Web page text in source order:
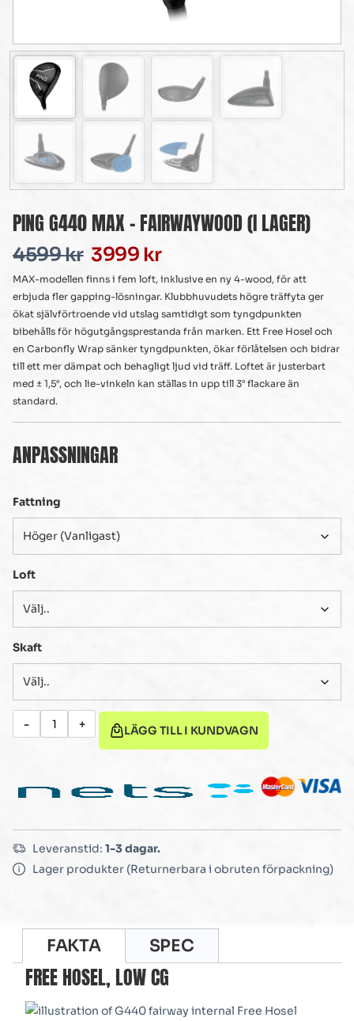
PING G440 MAX – FAIRWAYWOOD (I LAGER)
4599kr 3999 kr
MAX-modellen finns i fem loft, inklusive en ny 4-wood, för att
erbjuda fler gapping-lösningar. Klubbhuvudets högre träffyta ger
ökat självförtroende vid utslag samtidigt som tyngdpunkten
bibehålls för högutgångsprestanda från marken. Ett Free Hosel och
en Carbonfly Wrap sänker tyngdpunkten, ökar förlåtelsen och bidrar
till ett mer dämpat och behagligt ljud vid träff. Loftet är justerbart
med ± 1,5°, och lie-vinkeln kan ställas in upp till 3° flackare än
standard.
ANPASSNINGAR
Fattning
Loft
Skaft
- + LÄGG TILL I KUNDVAGN
Leveranstid: 1-3 dagar.
Lager produkter (Returnerbara i obruten förpackning)
FAKTA SPEC
FREE HOSEL, LOW CG